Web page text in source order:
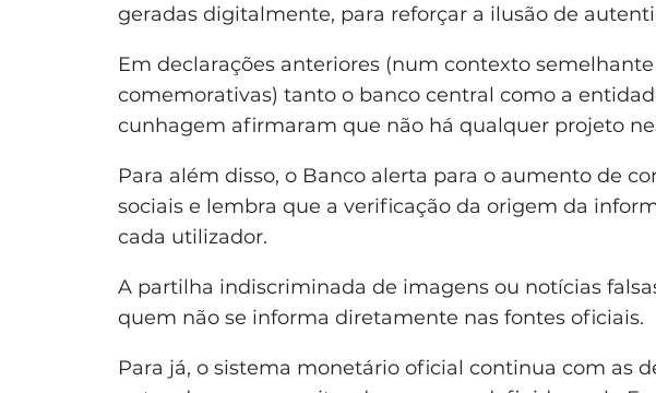
geradas digitalmente, para reforçar a ilusão de
Em declarações anteriores (num contexto
comemorativas) tanto o banco central como a
cunhagem afirmaram que não há qualquer projeto
Para além disso, o Banco alerta para o aumento de
sociais e lembra que a verificação da origem da
cada utilizador.
A partilha indiscriminada de imagens ou notícias
quem não se informa diretamente nas fontes oficiais.
Para já, o sistema monetário oficial continua com as